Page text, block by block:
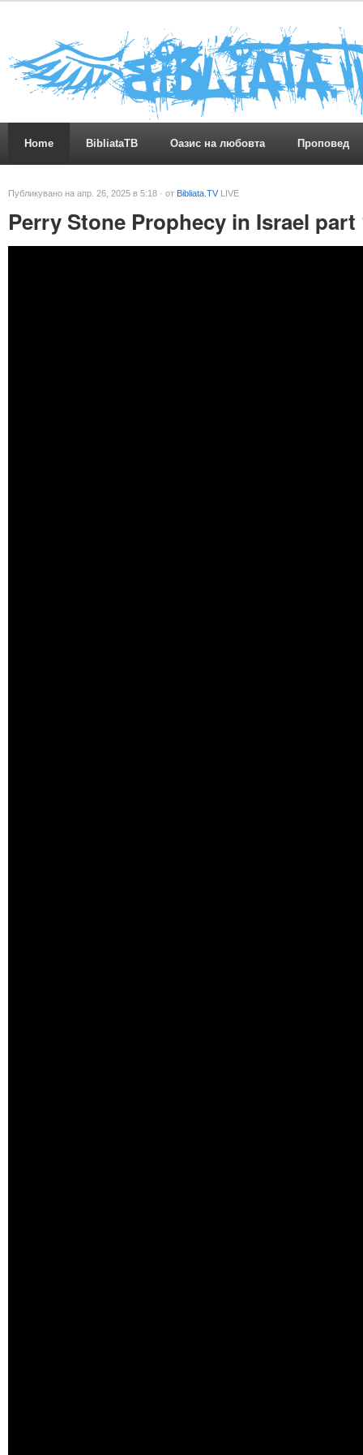
Home BibliataTB Оазис на любовта Проповед
Публикувано на апр. 26, 2025 в 5:18 · от Bibliata.TV LIVE
Perry Stone Prophecy in Israel